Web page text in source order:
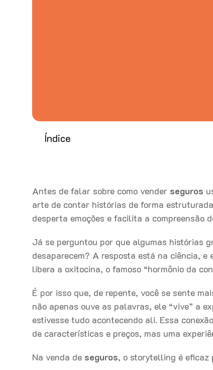
Índice
Antes de falar sobre como vender seguros
arte de contar histórias de forma
desperta emoções e facilita a compreensão
Já se perguntou por que algumas histórias
desaparecem? A resposta está na ciência, e
libera a oxitocina, o famoso “hormônio da
É por isso que, de repente, você se sente
não apenas ouve as palavras, ele “vive” a
estivesse tudo acontecendo ali. Essa
de características e preços, mas uma
Na venda de seguros, o storytelling é eficaz